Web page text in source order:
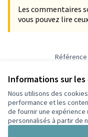
Informations sur
Nous utilisons des
performance et les
de fournir une
personnalisés à partir de
Les commentaires
vous pouvez lire
Référence
Conditions d'utilisation
Paramètres des cookies
Participez Villeurbanne sur
(Lien externe)
ParticipezParticipezParticipez
(Lien